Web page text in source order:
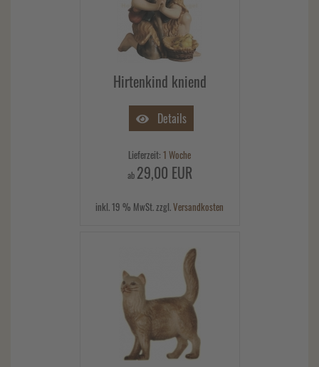
Hirtenkind kniend
Details
Lieferzeit: 1 Woche
ab 29,00 EUR
inkl. 19 % MwSt. zzgl.Versandkosten